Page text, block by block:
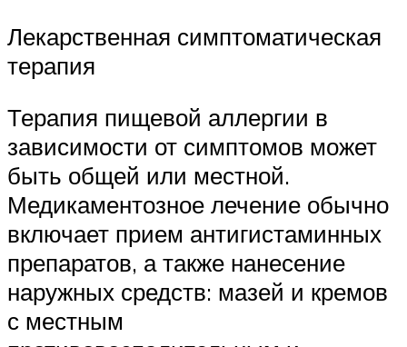
Лекарственная симптоматическая
терапия
Терапия пищевой аллергии в
зависимости от симптомов может
быть общей или местной.
Медикаментозное лечение обычно
включает прием антигистаминных
препаратов, а также нанесение
наружных средств: мазей и кремов
с местным